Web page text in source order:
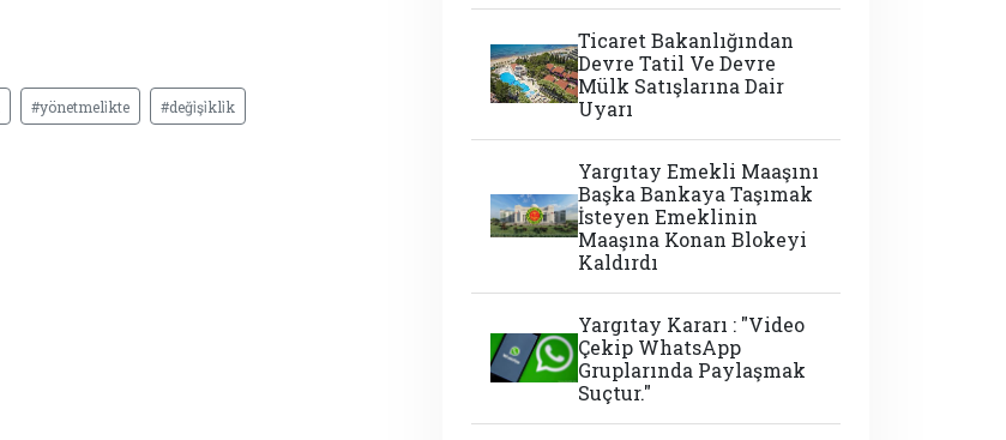
#yönetmeli̇kte #deği̇şi̇kli̇k
Ticaret Bakanlığından
Devre Tatil Ve Devre
Mülk Satışlarına Dair
Uyarı
Yargıtay Emekli Maaşını
Başka Bankaya Taşımak
İsteyen Emeklinin
Maaşına Konan Blokeyi
Kaldırdı
Yargıtay Kararı : "Video
Çekip WhatsApp
Gruplarında Paylaşmak
Suçtur."